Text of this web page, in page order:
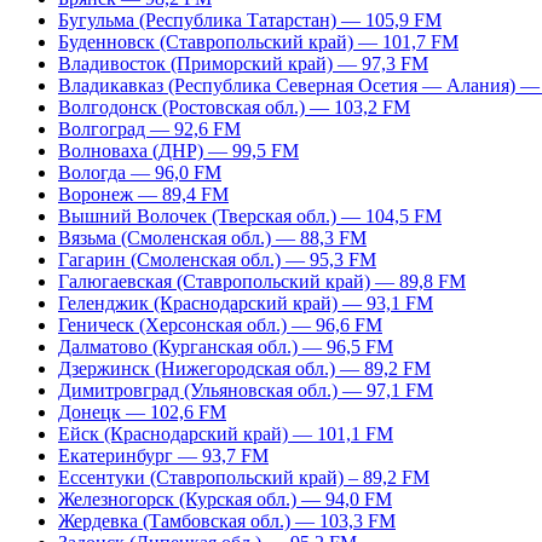
Бугульма (Республика Татарстан) — 105,9 FM
Буденновск (Ставропольский край) — 101,7 FM
Владивосток (Приморский край) — 97,3 FM
Владикавказ (Республика Северная Осетия — Алания)
Волгодонск (Ростовская обл.) — 103,2 FM
Волгоград — 92,6 FM
Волноваха (ДНР) — 99,5 FM
Вологда — 96,0 FM
Воронеж — 89,4 FM
Вышний Волочек (Тверская обл.) — 104,5 FM
Вязьма (Смоленская обл.) — 88,3 FM
Гагарин (Смоленская обл.) — 95,3 FM
Галюгаевская (Ставропольский край) — 89,8 FM
Геленджик (Краснодарский край) — 93,1 FM
Геническ (Херсонская обл.) — 96,6 FM
Далматово (Курганская обл.) — 96,5 FM
Дзержинск (Нижегородская обл.) — 89,2 FM
Димитровград (Ульяновская обл.) — 97,1 FM
Донецк — 102,6 FM
Ейск (Краснодарский край) — 101,1 FM
Екатеринбург — 93,7 FM
Ессентуки (Ставропольский край) – 89,2 FM
Железногорск (Курская обл.) — 94,0 FM
Жердевка (Тамбовская обл.) — 103,3 FM